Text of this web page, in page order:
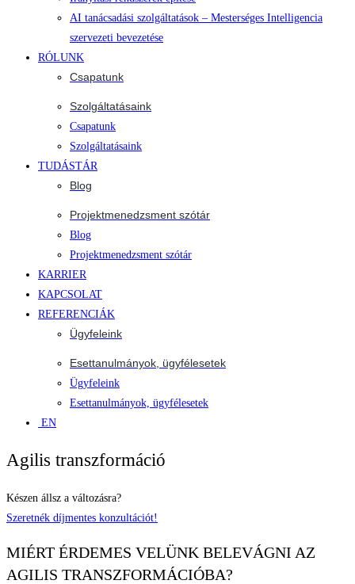
AI tanácsadási szolgáltatások – Mesterséges Intelligencia
szervezeti bevezetése
RÓLUNK
Csapatunk
Szolgáltatásaink
Csapatunk
Szolgáltatásaink
TUDÁSTÁR
Blog
Projektmenedzsment szótár
Blog
Projektmenedzsment szótár
KARRIER
KAPCSOLAT
REFERENCIÁK
Ügyfeleink
Esettanulmányok, ügyfélesetek
Ügyfeleink
Esettanulmányok, ügyfélesetek
EN
Agilis transzformáció
Készen állsz a változásra?
Szeretnék díjmentes konzultációt!
MIÉRT ÉRDEMES VELÜNK BELEVÁGNI AZ
AGILIS TRANSZFORMÁCIÓBA?